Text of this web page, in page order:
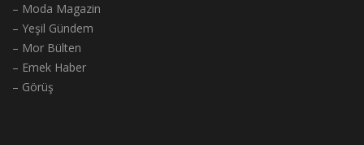
– Moda Magazin
– Yeşil Gündem
– Mor Bülten
– Emek Haber
– Görüş